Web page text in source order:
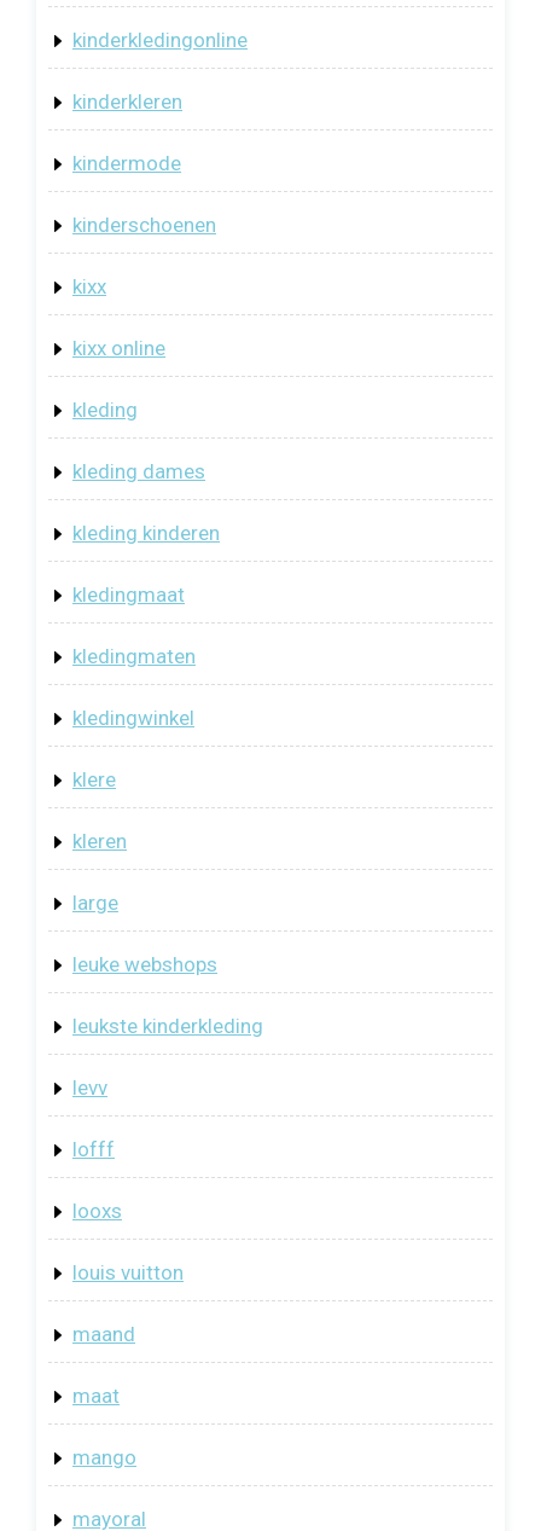
kinderkledingonline
kinderkleren
kindermode
kinderschoenen
kixx
kixx online
kleding
kleding dames
kleding kinderen
kledingmaat
kledingmaten
kledingwinkel
klere
kleren
large
leuke webshops
leukste kinderkleding
levv
lofff
looxs
louis vuitton
maand
maat
mango
mayoral